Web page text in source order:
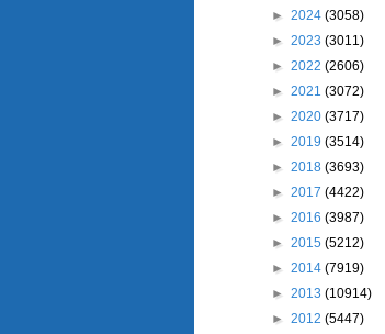
► 2024 (3058)
► 2023 (3011)
► 2022 (2606)
► 2021 (3072)
► 2020 (3717)
► 2019 (3514)
► 2018 (3693)
► 2017 (4422)
► 2016 (3987)
► 2015 (5212)
► 2014 (7919)
► 2013 (10914)
► 2012 (5447)